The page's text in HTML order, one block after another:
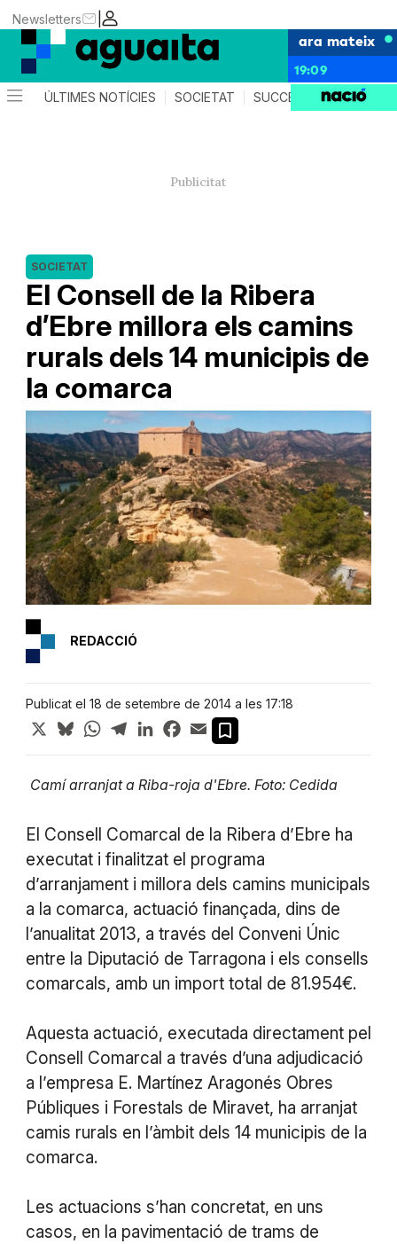
|
Newsletters
ara mateix
19:09
ÚLTIMES NOTÍCIES SOCIETAT SUCCESSOS AGENDA
El Consell de la Ribera
d’Ebre millora els camins
rurals dels 14 municipis de
la comarca
SOCIETAT
REDACCIÓ
Publicat el 18 de setembre de 2014 a les 17:18
X BlueskyWhatsApp
TelegramLinkedInFacebook
Email
Camí arranjat a Riba-roja d'Ebre. Foto: Cedida
El Consell Comarcal de la Ribera d’Ebre ha
executat i finalitzat el programa
d’arranjament i millora dels camins municipals
a la comarca, actuació finançada, dins de
l’anualitat 2013, a través del Conveni Únic
entre la Diputació de Tarragona i els consells
comarcals, amb un import total de 81.954€.
Aquesta actuació, executada directament pel
Consell Comarcal a través d’una adjudicació
a l’empresa E. Martínez Aragonés Obres
Públiques i Forestals de Miravet, ha arranjat
camis rurals en l’àmbit dels 14 municipis de la
comarca.
Les actuacions s’han concretat, en uns
casos, en la pavimentació de trams de